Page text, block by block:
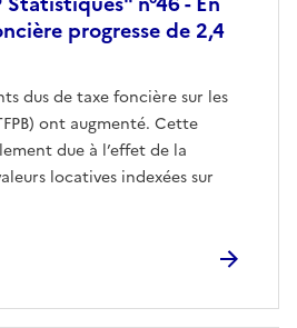
progresse de 2,4
dus de taxe foncière sur les
ont augmenté. Cette
due à l’effet de la
locatives indexées sur